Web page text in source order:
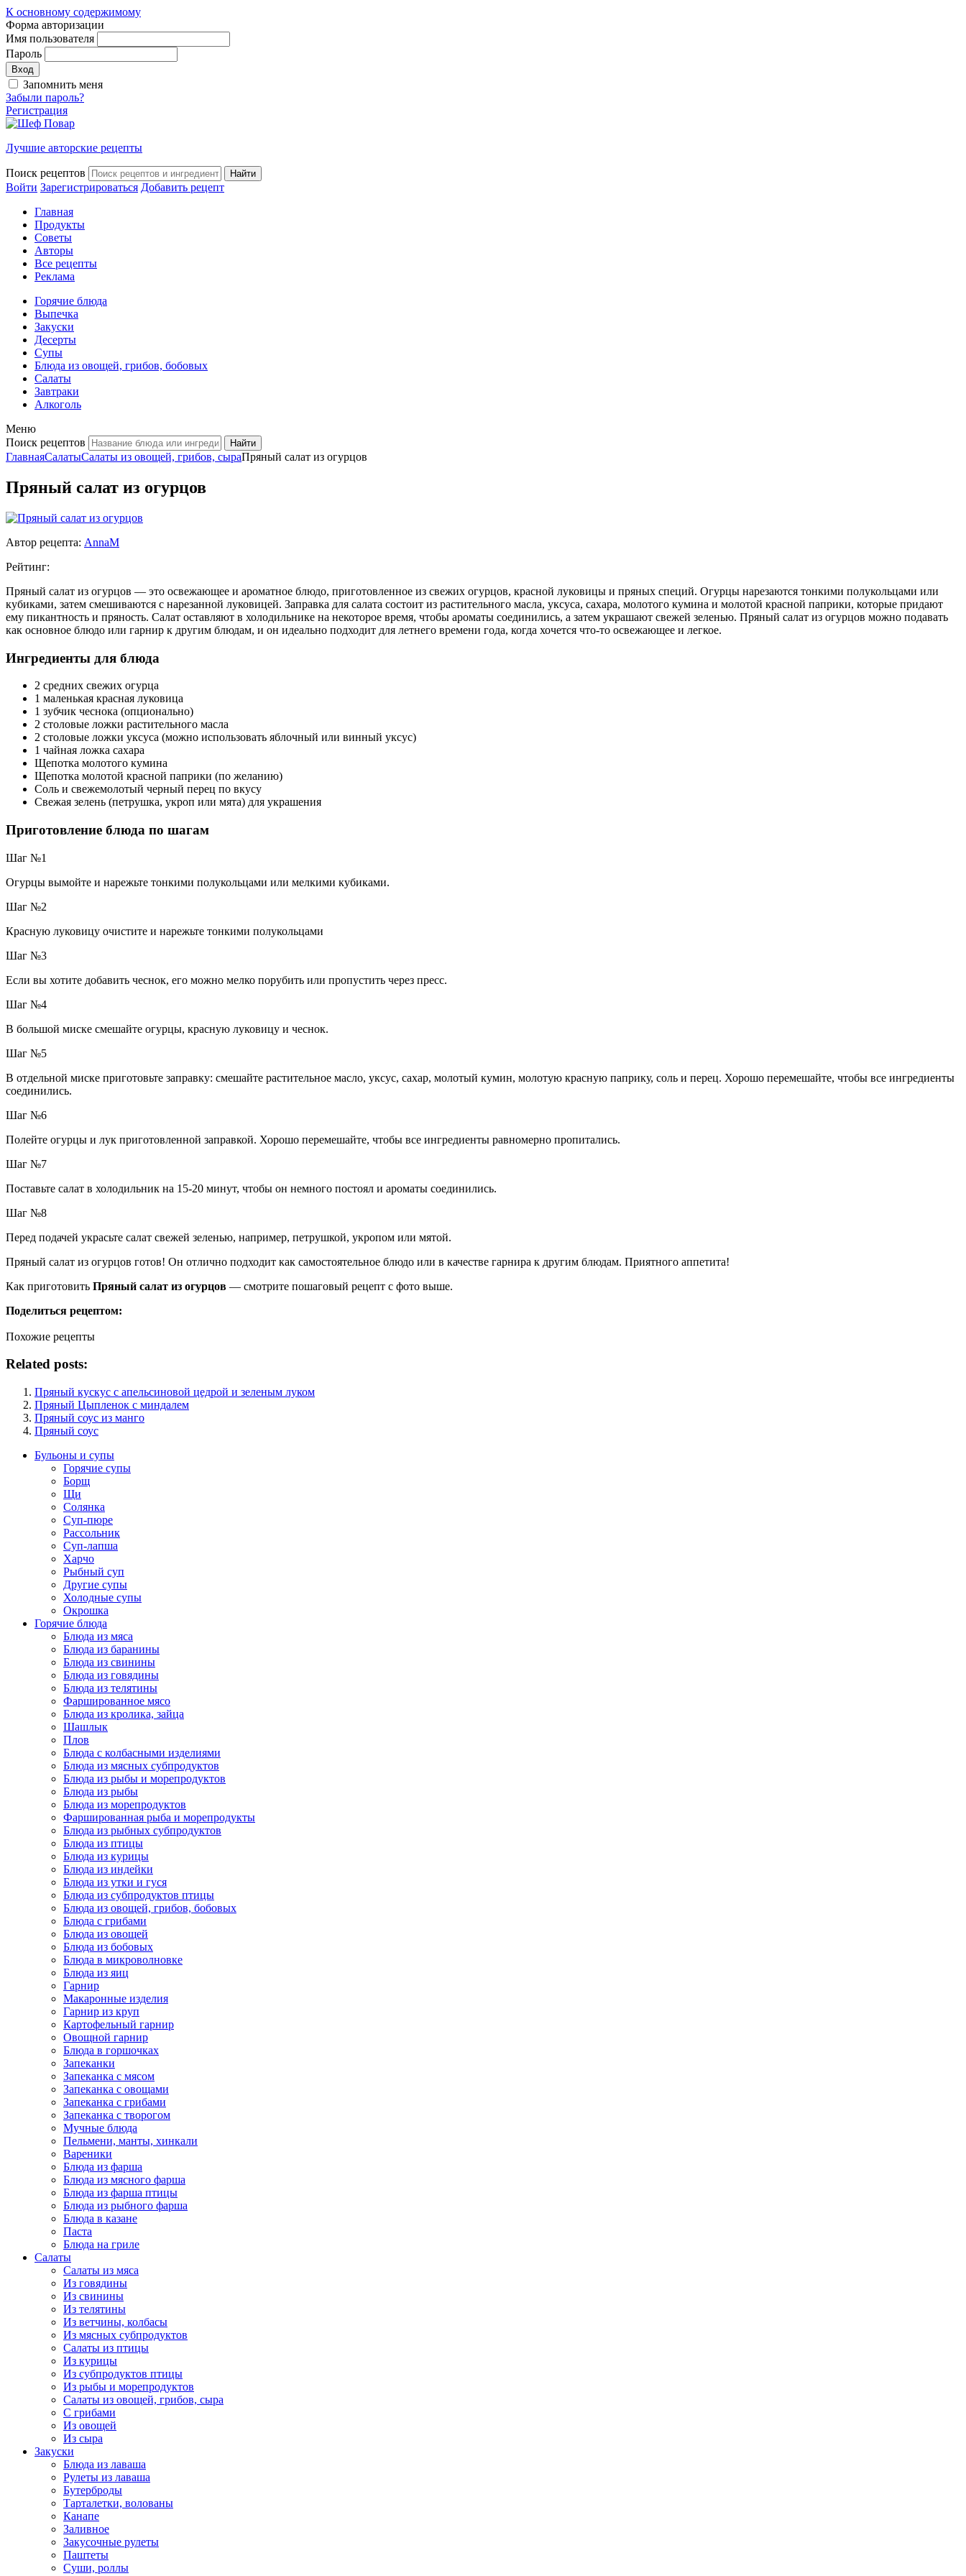
К основному содержимому
Форма авторизации
Имя пользователя
Пароль
Запомнить меня
Забыли пароль?
Регистрация
Лучшие авторские рецепты
Поиск рецептов
Войти Зарегистрироваться Добавить рецепт
Главная
Продукты
Советы
Авторы
Все рецепты
Реклама
Горячие блюда
Выпечка
Закуски
Десерты
Супы
Блюда из овощей, грибов, бобовых
Салаты
Завтраки
Алкоголь
Меню
Поиск рецептов
ГлавнаяСалатыСалаты из овощей, грибов, сыраПряный салат из огурцов
Пряный салат из огурцов
Автор рецепта: AnnaM
Рейтинг:
Пряный салат из огурцов — это освежающее и ароматное блюдо, приготовленное из свежих огурцов, красной луковицы и пряных специй. Огурцы нарезаются тонкими полукольцами или
кубиками, затем смешиваются с нарезанной луковицей. Заправка для салата состоит из растительного масла, уксуса, сахара, молотого кумина и молотой красной паприки, которые придают
ему пикантность и пряность. Салат оставляют в холодильнике на некоторое время, чтобы ароматы соединились, а затем украшают свежей зеленью. Пряный салат из огурцов можно подавать
как основное блюдо или гарнир к другим блюдам, и он идеально подходит для летнего времени года, когда хочется что-то освежающее и легкое.
Ингредиенты для блюда
2 средних свежих огурца
1 маленькая красная луковица
1 зубчик чеснока (опционально)
2 столовые ложки растительного масла
2 столовые ложки уксуса (можно использовать яблочный или винный уксус)
1 чайная ложка сахара
Щепотка молотого кумина
Щепотка молотой красной паприки (по желанию)
Соль и свежемолотый черный перец по вкусу
Свежая зелень (петрушка, укроп или мята) для украшения
Приготовление блюда по шагам
Шаг №1
Огурцы вымойте и нарежьте тонкими полукольцами или мелкими кубиками.
Шаг №2
Красную луковицу очистите и нарежьте тонкими полукольцами
Шаг №3
Если вы хотите добавить чеснок, его можно мелко порубить или пропустить через пресс.
Шаг №4
В большой миске смешайте огурцы, красную луковицу и чеснок.
Шаг №5
В отдельной миске приготовьте заправку: смешайте растительное масло, уксус, сахар, молотый кумин, молотую красную паприку, соль и перец. Хорошо перемешайте, чтобы все ингредиенты
соединились.
Шаг №6
Полейте огурцы и лук приготовленной заправкой. Хорошо перемешайте, чтобы все ингредиенты равномерно пропитались.
Шаг №7
Поставьте салат в холодильник на 15-20 минут, чтобы он немного постоял и ароматы соединились.
Шаг №8
Перед подачей украсьте салат свежей зеленью, например, петрушкой, укропом или мятой.
Пряный салат из огурцов готов! Он отлично подходит как самостоятельное блюдо или в качестве гарнира к другим блюдам. Приятного аппетита!
Как приготовить Пряный салат из огурцов — смотрите пошаговый рецепт с фото выше.
Поделиться рецептом:
Похожие рецепты
Related posts:
Пряный кускус с апельсиновой цедрой и зеленым луком
Пряный Цыпленок с миндалем
Пряный соус из манго
Пряный соус
Бульоны и супы
Горячие супы
Борщ
Щи
Солянка
Суп-пюре
Рассольник
Суп-лапша
Харчо
Рыбный суп
Другие супы
Холодные супы
Окрошка
Горячие блюда
Блюда из мяса
Блюда из баранины
Блюда из свинины
Блюда из говядины
Блюда из телятины
Фаршированное мясо
Блюда из кролика, зайца
Шашлык
Плов
Блюда с колбасными изделиями
Блюда из мясных субпродуктов
Блюда из рыбы и морепродуктов
Блюда из рыбы
Блюда из морепродуктов
Фаршированная рыба и морепродукты
Блюда из рыбных субпродуктов
Блюда из птицы
Блюда из курицы
Блюда из индейки
Блюда из утки и гуся
Блюда из субпродуктов птицы
Блюда из овощей, грибов, бобовых
Блюда с грибами
Блюда из овощей
Блюда из бобовых
Блюда в микроволновке
Блюда из яиц
Гарнир
Макаронные изделия
Гарнир из круп
Картофельный гарнир
Овощной гарнир
Блюда в горшочках
Запеканки
Запеканка с мясом
Запеканка с овощами
Запеканка с грибами
Запеканка с творогом
Мучные блюда
Пельмени, манты, хинкали
Вареники
Блюда из фарша
Блюда из мясного фарша
Блюда из фарша птицы
Блюда из рыбного фарша
Блюда в казане
Паста
Блюда на гриле
Салаты
Салаты из мяса
Из говядины
Из свинины
Из телятины
Из ветчины, колбасы
Из мясных субпродуктов
Салаты из птицы
Из курицы
Из субпродуктов птицы
Из рыбы и морепродуктов
Салаты из овощей, грибов, сыра
С грибами
Из овощей
Из сыра
Закуски
Блюда из лаваша
Рулеты из лаваша
Бутерброды
Тарталетки, волованы
Канапе
Заливное
Закусочные рулеты
Паштеты
Суши, роллы